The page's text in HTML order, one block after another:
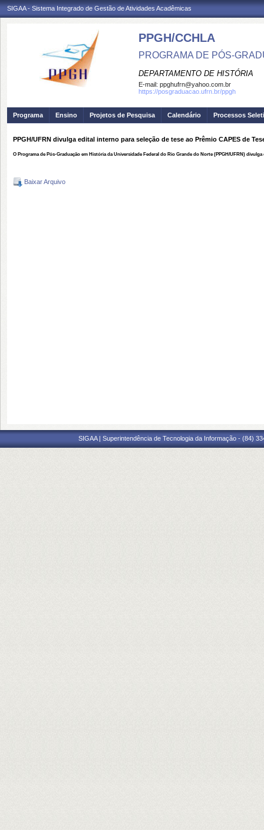
SIGAA - Sistema Integrado de Gestão de Atividades Acadêmicas
PPGH/CCHLA
PROGRAMA DE PÓS-
DEPARTAMENTO DE HISTÓRIA
E-mail: ppghufrn@yahoo.com.br
https://posgraduacao.ufrn.br/ppgh
Programa Ensino Projetos de Pesquisa Calendário Processos
PPGH/UFRN divulga edital interno para seleção de tese ao Prêmio CAPES de
O Programa de Pós-Graduação em História da Universidade Federal do Rio Grande do Norte (PPGH/UFRN)
Baixar Arquivo
SIGAA | Superintendência de Tecnologia da Informação - (84)